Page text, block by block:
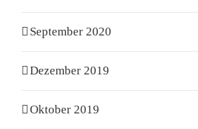
September 2020
Dezember 2019
Oktober 2019